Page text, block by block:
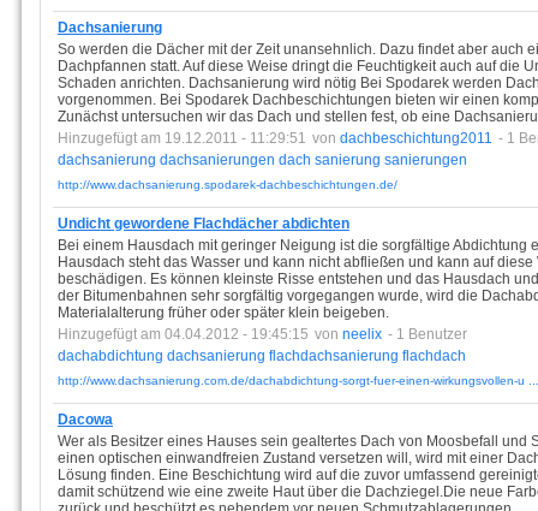
Dachsanierung
So werden die Dächer mit der Zeit unansehnlich. Dazu findet aber auch
Dachpfannen statt. Auf diese Weise dringt die Feuchtigkeit auch auf die
Schaden anrichten. Dachsanierung wird nötig Bei Spodarek werden
vorgenommen. Bei Spodarek Dachbeschichtungen bieten wir einen
Zunächst untersuchen wir das Dach und stellen fest, ob eine
Hinzugefügt am 19.12.2011 - 11:29:51 von dachbeschichtung2011 - 1
dachsanierung dachsanierungen dach sanierung sanierungen
http://www.dachsanierung.spodarek-dachbeschichtungen.de/
Undicht gewordene Flachdächer abdichten
Bei einem Hausdach mit geringer Neigung ist die sorgfältige Abdichtung
Hausdach steht das Wasser und kann nicht abfließen und kann auf
beschädigen. Es können kleinste Risse entstehen und das Hausdach
der Bitumenbahnen sehr sorgfältig vorgegangen wurde, wird die
Materialalterung früher oder später klein beigeben.
Hinzugefügt am 04.04.2012 - 19:45:15 von neelix - 1 Benutzer
dachabdichtung dachsanierung flachdachsanierung flachdach
http://www.dachsanierung.com.de/dachabdichtung-sorgt-fuer-einen-wirkungsvollen-u ...
Dacowa
Wer als Besitzer eines Hauses sein gealtertes Dach von Moosbefall und
einen optischen einwandfreien Zustand versetzen will, wird mit einer
Lösung finden. Eine Beschichtung wird auf die zuvor umfassend
damit schützend wie eine zweite Haut über die Dachziegel.Die neue